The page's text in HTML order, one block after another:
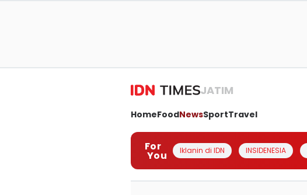
JATIM
HomeFoodNewsSportTravel
For
You Iklanin di IDN INSIDENESIA